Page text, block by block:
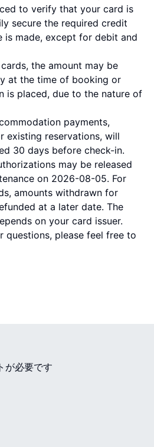
to verify that your card is
secure the required credit
is made, except for debit and
the amount may be
at the time of booking or
is placed, due to the nature of
payments,
existing reservations, will
30 days before check-in.
may be released
on 2026-08-05. For
amounts withdrawn for
at a later date. The
on your card issuer.
questions, please feel free to
が必要です